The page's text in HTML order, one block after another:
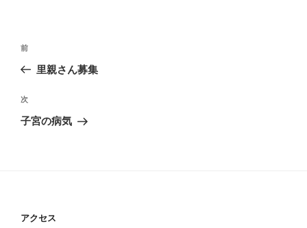
投
ビ
ゲ
過
去
投
稿
前
里親さん募集
次
の
次
子宮の病気
アクセス